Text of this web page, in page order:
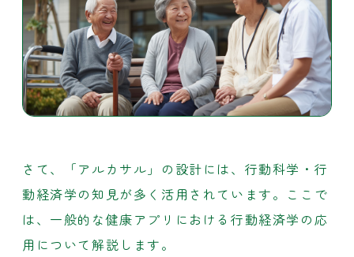
さて、「アルカサル」の設計には、行動科学・行
動経済学の知見が多く活用されています。ここで
は、一般的な健康アプリにおける行動経済学の応
用について解説します。